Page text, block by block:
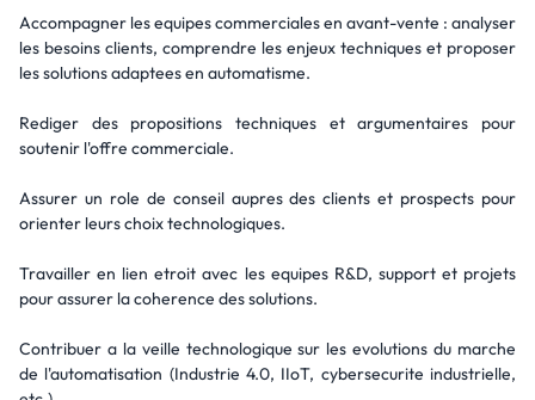
Accompagner les equipes commerciales en avant-vente : analyser
les besoins clients, comprendre les enjeux techniques et proposer
les solutions adaptees en automatisme.
Rediger des propositions techniques et argumentaires pour
soutenir l'offre commerciale.
Assurer un role de conseil aupres des clients et prospects pour
orienter leurs choix technologiques.
Travailler en lien etroit avec les equipes R&D, support et projets
pour assurer la coherence des solutions.
Contribuer a la veille technologique sur les evolutions du marche
de l'automatisation (Industrie 4.0, IIoT, cybersecurite industrielle,